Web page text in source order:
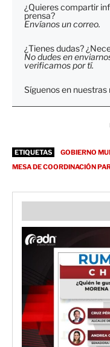
¿Quieres compartir
prensa?
Envíanos un correo.
¿Tienes dudas?
No dudes en
verificamos por tí.
Síguenos en nuestras
ETIQUETAS
GOBIERNO
MESA DE COORDINACIÓN